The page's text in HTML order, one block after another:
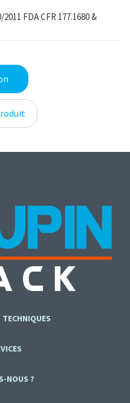
FDA CFR 177.1680 &
NOUS ?